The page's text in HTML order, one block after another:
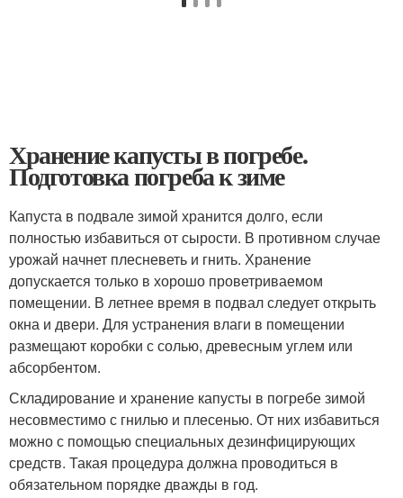
Хранение капусты в погребе.
Подготовка погреба к зиме
Капуста в подвале зимой хранится долго, если
полностью избавиться от сырости. В противном случае
урожай начнет плесневеть и гнить. Хранение
допускается только в хорошо проветриваемом
помещении. В летнее время в подвал следует открыть
окна и двери. Для устранения влаги в помещении
размещают коробки с солью, древесным углем или
абсорбентом.
Складирование и хранение капусты в погребе зимой
несовместимо с гнилью и плесенью. От них избавиться
можно с помощью специальных дезинфицирующих
средств. Такая процедура должна проводиться в
обязательном порядке дважды в год.